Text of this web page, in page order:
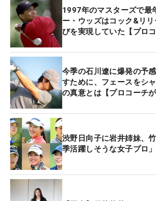
1997年のマスターズで最
ー・ウッズはコック&リ
びを実現していた【プロコ
今季の石川遼に爆発の予
すために、フェースをシ
の真意とは【プロコーチが
渋野日向子に岩井姉妹、
季活躍しそうな女子プロ